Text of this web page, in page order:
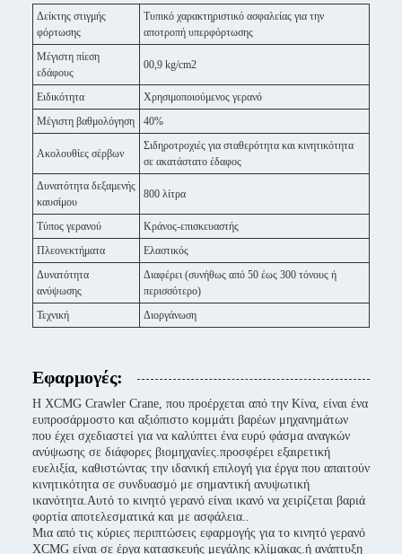
Δείκτης στιγμής
φόρτωσης
Τυπικό χαρακτηριστικό ασφαλείας για την
αποτροπή υπερφόρτωσης
Μέγιστη πίεση
εδάφους
00,9 kg/cm2
Ειδικότητα
Χρησιμοποιούμενος γερανό
Μέγιστη βαθμολόγηση
40%
Ακολουθίες σέρβων
Σιδηροτροχιές για σταθερότητα και κινητικότητα
σε ακατάστατο έδαφος
Δυνατότητα δεξαμενής
καυσίμου
800 λίτρα
Τύπος γερανού
Κράνος-επισκευαστής
Πλεονεκτήματα
Ελαστικός
Δυνατότητα
ανύψωσης
Διαφέρει (συνήθως από 50 έως 300 τόνους ή
περισσότερο)
Τεχνική
Διοργάνωση
Εφαρμογές:
Η XCMG Crawler Crane, που προέρχεται από την Κίνα, είναι ένα
ευπροσάρμοστο και αξιόπιστο κομμάτι βαρέων μηχανημάτων
που έχει σχεδιαστεί για να καλύπτει ένα ευρύ φάσμα αναγκών
ανύψωσης σε διάφορες βιομηχανίες.προσφέρει εξαιρετική
ευελιξία, καθιστώντας την ιδανική επιλογή για έργα που απαιτούν
κινητικότητα σε συνδυασμό με σημαντική ανυψωτική
ικανότητα.Αυτό το κινητό γερανό είναι ικανό να χειρίζεται βαριά
φορτία αποτελεσματικά και με ασφάλεια..
Μια από τις κύριες περιπτώσεις εφαρμογής για το κινητό γερανό
XCMG είναι σε έργα κατασκευής μεγάλης κλίμακας.ή ανάπτυξη